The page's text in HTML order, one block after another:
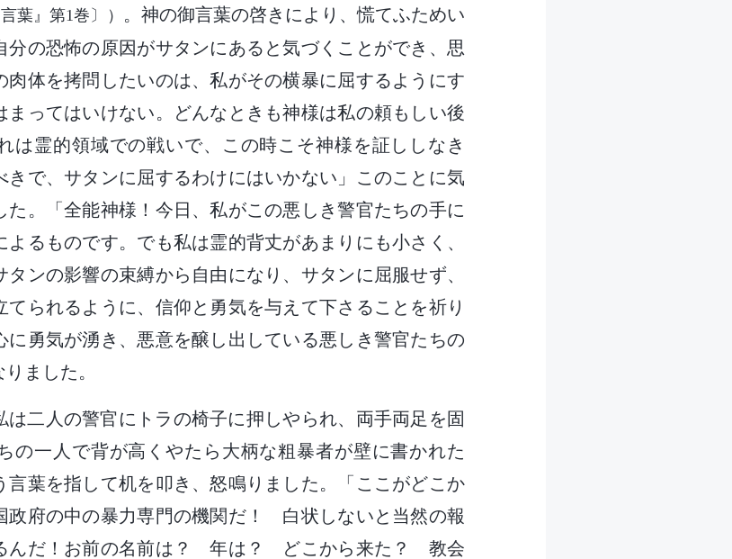
葉』第1巻〕）
。神の御言葉の啓きにより、慌てふためい
分の恐怖の原因がサタンにあると気づくことができ、思
肉体を拷問したいのは、私がその横暴に屈するようにす
まってはいけない。どんなときも神様は私の頼もしい後
は霊的領域での戦いで、この時こそ神様を証ししなき
きで、サタンに屈するわけにはいかない」このことに気
た。「全能神様！今日、私がこの悪しき警官たちの手に
るものです。でも私は霊的背丈があまりにも小さく、
ンの影響の束縛から自由になり、サタンに屈服せず、
られるように、信仰と勇気を与えて下さることを祈り
に勇気が湧き、悪意を醸し出している悪しき警官たちの
ました。
は二人の警官にトラの椅子に押しやられ、両手両足を固
の一人で背が高くやたら大柄な粗暴者が壁に書かれた
言葉を指して机を叩き、怒鳴りました。「ここがどこか
府の中の暴力専門の機関だ！ 白状しないと当然の報
んだ！お前の名前は？ 年は？ どこから来た？ 教会